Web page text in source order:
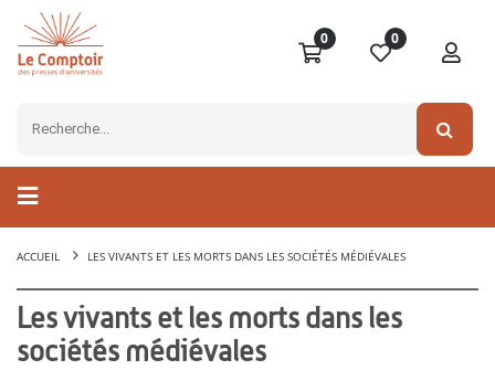
0 0
ACCUEIL LES VIVANTS ET LES MORTS DANS LES SOCIÉTÉS MÉDIÉVALES
Les vivants et les morts dans les
sociétés médiévales